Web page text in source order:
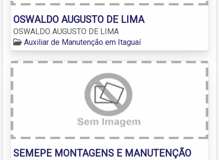
OSWALDO AUGUSTO DE LIMA
OSWALDO AUGUSTO DE LIMA
Auxiliar de Manutenção em Itaguaí
SEMEPE MONTAGENS E MANUTENÇÃO